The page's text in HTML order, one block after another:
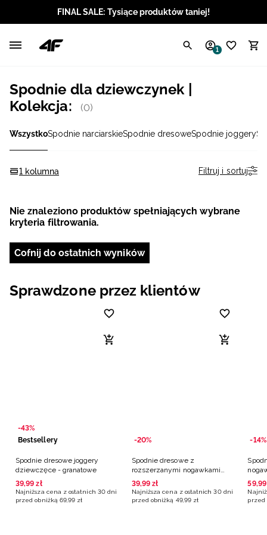
FINAL SALE: Tysiące produktów taniej!
1
Spodnie dla dziewczynek |
Kolekcja:
(0)
WszystkoSpodnie narciarskieSpodnie dresoweSpodnie joggery
1 kolumna Filtruj i sortuj
Nie znaleziono produktów spełniających wybrane
kryteria filtrowania.
Cofnij do ostatnich wyników
Sprawdzone przez klientów
-43%
Bestsellery
Spodnie dresowe joggery
dziewczęce - granatowe
39,99 zł
Najniższa cena z ostatnich 30 dni
przed obniżką 69,99 zł
-20%
Spodnie dresowe z
rozszerzanymi nogawkami
dziewczęce - granatowe
39,99 zł
Najniższa cena z ostatnich 30 dni
przed obniżką 49,99 zł
-14%
szare
59,99
przed
Angielski / USD
Litewski / EUR
Łotewski / EUR